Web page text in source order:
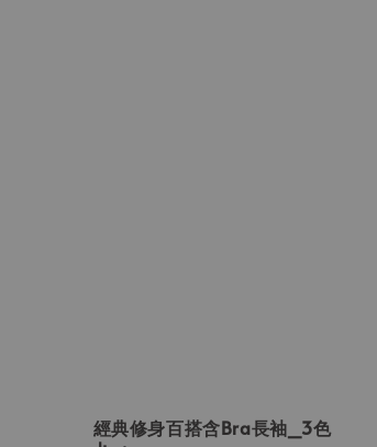
經典修身百搭含Bra長袖_3色